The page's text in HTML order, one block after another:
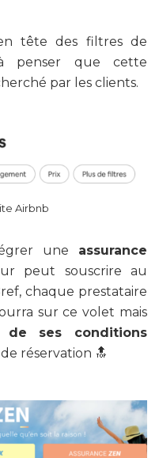
tête des filtres de
penser que cette
par les clients.
Airbnb
une assurance
peut souscrire au
chaque prestataire
sur ce volet mais
de ses conditions
réservation 🔝